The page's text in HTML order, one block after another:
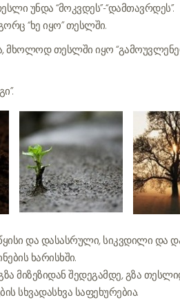
უნდა “მოკვდეს”-
“ხე იყო” თესლში.
მხოლოდ თესლში იყო
და დასასრული, სიკვდილი და
ხარისხში.
შედეგამდე, გზა
სხვადასხვა საფეხურებია.